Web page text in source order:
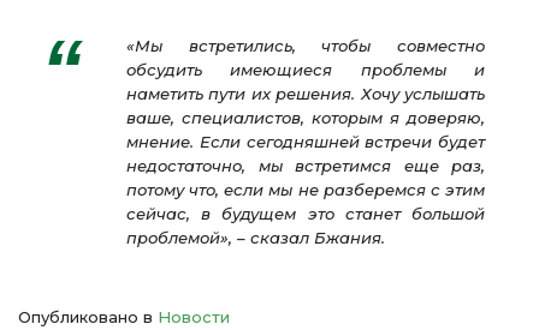
«Мы встретились, чтобы совместно
обсудить имеющиеся проблемы и
наметить пути их решения. Хочу услышать
ваше, специалистов, которым я доверяю,
мнение. Если сегодняшней встречи будет
недостаточно, мы встретимся еще раз,
потому что, если мы не разберемся с этим
сейчас, в будущем это станет большой
проблемой», – сказал Бжания.
Опубликовано в Новости